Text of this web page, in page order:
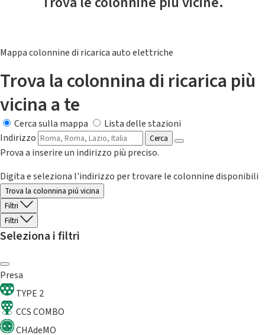
Mappa colonnine di ricarica auto elettriche
Trova la colonnina di ricarica più
vicina a te
Cerca sulla mappa
Lista delle stazioni
Indirizzo
Cerca
Prova a inserire un indirizzo più preciso.
Digita e seleziona l'indirizzo per trovare le colonnine disponibili
Trova la colonnina piú vicina
Filtri
Filtri
Seleziona i filtri
Presa
TYPE 2
CCS COMBO
CHAdeMO